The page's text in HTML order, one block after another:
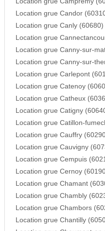
Location grue Candor
Location grue Canly (60680)
Location grue
Location grue Canny-sur-
Location grue Canny-sur-
Location grue Carlepont
Location grue Catenoy
Location grue Catheux
Location grue Catigny
Location grue Catillon-
Location grue Cauffry
Location grue Cauvigny
Location grue Cempuis
Location grue Cernoy
Location grue Chamant
Location grue Chambly
Location grue Chambors
Location grue Chantilly